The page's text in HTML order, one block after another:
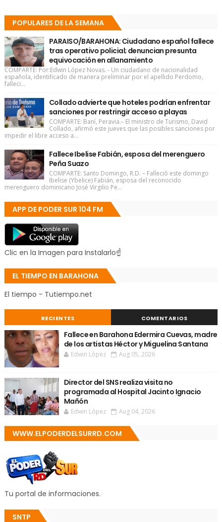
POPULARES DE LA SEMANA
PARAISO/BARAHONA: Ciudadano español fallece
tras operativo policial; denuncian presunta
equivocación en allanamiento
COMPARTE: Por:Edwin López Novas. - Un ciudadano de nacionalidad
española, identificado de manera preliminar por el apellido Perdomo,
falleci...
Collado advierte que hoteles podrían enfrentar
sanciones por restringir acceso a playas
COMPARTE: Baní, Peravia.– El ministro de Turismo, David
Collado, afirmó este jueves que las posibles sanciones por
impedir el libre acceso a...
Fallece Ibelise Fabián, esposa del merenguero
Peña Suazo
COMPARTE: Santo Domingo, R.D. – Falleció este domingo
Ibelise (Ybelice) Fabián, esposa del reconocido
merenguero dominicano José Virgilio Pe...
APP DE PODER SUR 104 FM
Clic en la Imagen para Instalarlo☝
EL TIEMPO EN BARAHONA
El tiempo - Tutiempo.net
RECIENTES COMENTARIOS
Fallece en Barahona Edermira Cuevas, madre
de los artistas Héctor y Miguelina Santana
Edwin López Aug 05, 2026
Director del SNS realiza visita no
programada al Hospital Jacinto Ignacio
Mañón
Edwin López Aug 04, 2026
WWW.ELPODERDELSURRD.COM
Tu portal de informaciones.
SNTP